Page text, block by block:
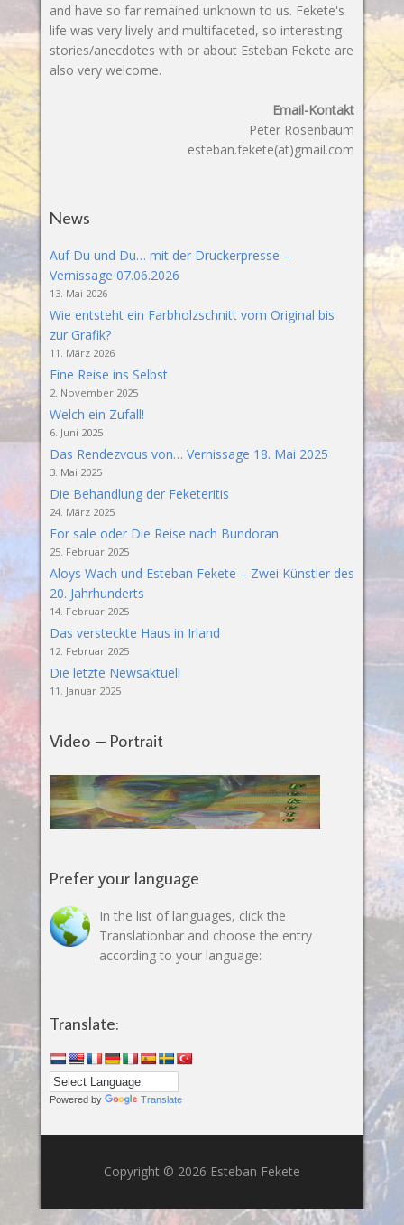
and have so far remained unknown to us. Fekete's
life was very lively and multifaceted, so interesting
stories/anecdotes with or about Esteban Fekete are
also very welcome.
Email-Kontakt
Peter Rosenbaum
esteban.fekete(at)gmail.com
News
Auf Du und Du… mit der Druckerpresse –
Vernissage 07.06.2026
13. Mai 2026
Wie entsteht ein Farbholzschnitt vom Original bis
zur Grafik?
11. März 2026
Eine Reise ins Selbst
2. November 2025
Welch ein Zufall!
6. Juni 2025
Das Rendezvous von… Vernissage 18. Mai 2025
3. Mai 2025
Die Behandlung der Feketeritis
24. März 2025
For sale oder Die Reise nach Bundoran
25. Februar 2025
Aloys Wach und Esteban Fekete – Zwei Künstler des
20. Jahrhunderts
14. Februar 2025
Das versteckte Haus in Irland
12. Februar 2025
Die letzte Newsaktuell
11. Januar 2025
Video – Portrait
Prefer your language
In the list of languages, click the
Translationbar and choose the entry
according to your language:
Translate:
Powered by Translate
Copyright © 2026 Esteban Fekete